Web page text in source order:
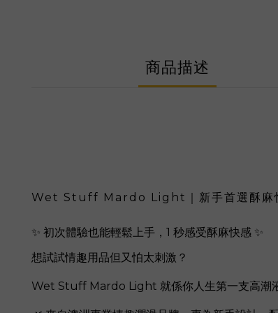
商品描述
Wet Stuff Mardo Light｜新手首選酥麻
✨ 初次體驗也能輕鬆上手，1 秒感受酥麻快感 ✨
想試試情趣用品但又怕太刺激？
Wet Stuff Mardo Light 就係你人生第一支高潮